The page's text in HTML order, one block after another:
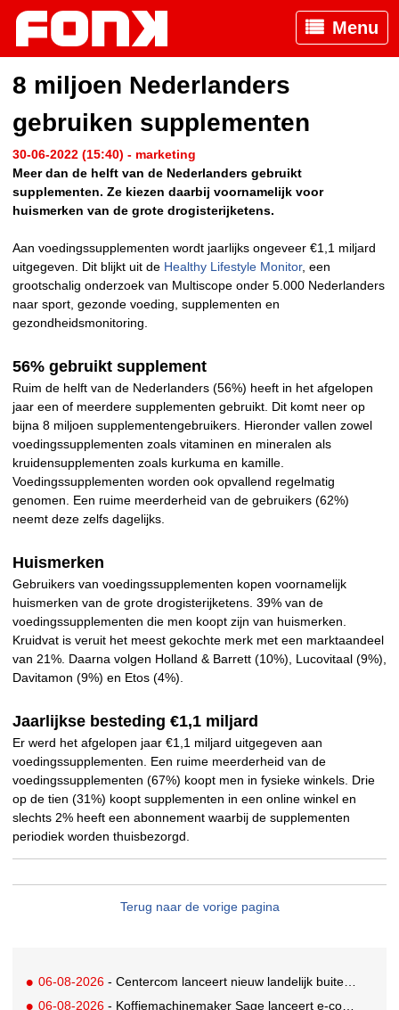
Menu
8 miljoen Nederlanders
gebruiken supplementen
30-06-2022 (15:40) - marketing
Meer dan de helft van de Nederlanders gebruikt
supplementen. Ze kiezen daarbij voornamelijk voor
huismerken van de grote drogisterijketens.
Aan voedingssupplementen wordt jaarlijks ongeveer €1,1 miljard
uitgegeven. Dit blijkt uit de Healthy Lifestyle Monitor, een
grootschalig onderzoek van Multiscope onder 5.000 Nederlanders
naar sport, gezonde voeding, supplementen en
gezondheidsmonitoring.
56% gebruikt supplement
Ruim de helft van de Nederlanders (56%) heeft in het afgelopen
jaar een of meerdere supplementen gebruikt. Dit komt neer op
bijna 8 miljoen supplementengebruikers. Hieronder vallen zowel
voedingssupplementen zoals vitaminen en mineralen als
kruidensupplementen zoals kurkuma en kamille.
Voedingssupplementen worden ook opvallend regelmatig
genomen. Een ruime meerderheid van de gebruikers (62%)
neemt deze zelfs dagelijks.
Huismerken
Gebruikers van voedingssupplementen kopen voornamelijk
huismerken van de grote drogisterijketens. 39% van de
voedingssupplementen die men koopt zijn van huismerken.
Kruidvat is veruit het meest gekochte merk met een marktaandeel
van 21%. Daarna volgen Holland & Barrett (10%), Lucovitaal (9%),
Davitamon (9%) en Etos (4%).
Jaarlijkse besteding €1,1 miljard
Er werd het afgelopen jaar €1,1 miljard uitgegeven aan
voedingssupplementen. Een ruime meerderheid van de
voedingssupplementen (67%) koopt men in fysieke winkels. Drie
op de tien (31%) koopt supplementen in een online winkel en
slechts 2% heeft een abonnement waarbij de supplementen
periodiek worden thuisbezorgd.
Terug naar de vorige pagina
06-08-2026 - Centercom lanceert nieuw landelijk buitereclamenetwerk: City Cubes
06-08-2026 - Koffiemachinemaker Sage lanceert e-commerceplatform voor koffieliefhebbers